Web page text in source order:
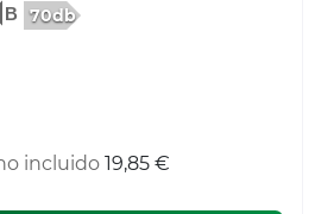
70db
incluido 19,85 €